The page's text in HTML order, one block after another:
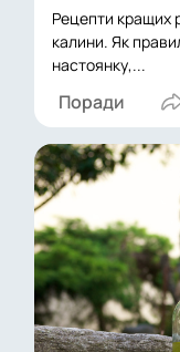
Рецепти кращих
калини. Як
настоянку,...
Поради